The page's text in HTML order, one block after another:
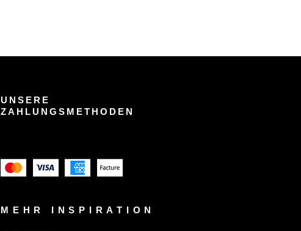
UNSERE
ZAHLUNGSMETHODEN
MEHR INSPIRATION